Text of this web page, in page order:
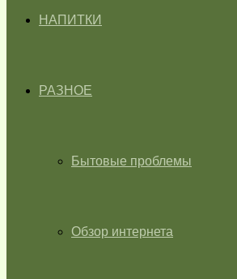
НАПИТКИ
РАЗНОЕ
Бытовые проблемы
Обзор интернета